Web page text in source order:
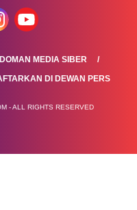
MEDIA SIBER
DI DEWAN PERS
- ALL RIGHTS RESERVED